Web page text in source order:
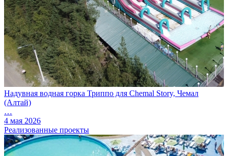
Надувная водная горка Триппо для Chemal Story, Чемал
(Алтай)
…
4 мая 2026
Реализованные проекты